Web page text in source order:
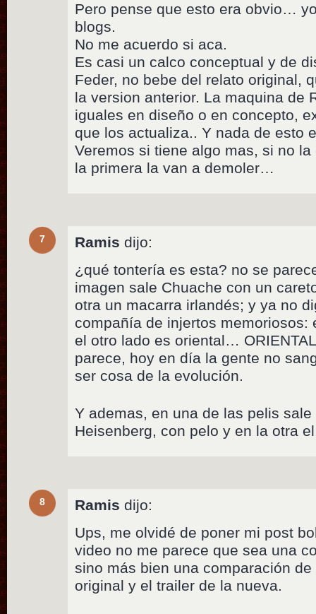
Pero pense que esto era obvio…
blogs.
No me acuerdo si aca.
Es casi un calco conceptual y de
Feder, no bebe del relato original,
la version anterior. La maquina de
iguales en diseño o en concepto,
que los actualiza.. Y nada de esto
Veremos si tiene algo mas, si no
la primera la van a demoler…
7 Ramis dijo:
¿qué tontería es esta? no se
imagen sale Chuache con un
otra un macarra irlandés; y ya no
compañía de injertos memoriosos:
el otro lado es oriental…
parece, hoy en día la gente no
ser cosa de la evolución.
Y ademas, en una de las pelis
Heisenberg, con pelo y en la otra
8 Ramis dijo:
Ups, me olvidé de poner mi post
video no me parece que sea una
sino más bien una comparación
original y el trailer de la nueva.